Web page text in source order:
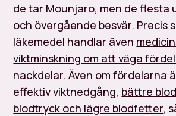
de tar Mounjaro, men de flesta
och övergående besvär. Precis
läkemedel handlar även
viktminskning om att väga
nackdelar. Även om fördelarna
effektiv viktnedgång, bättre
blodtryck och lägre blodfetter,